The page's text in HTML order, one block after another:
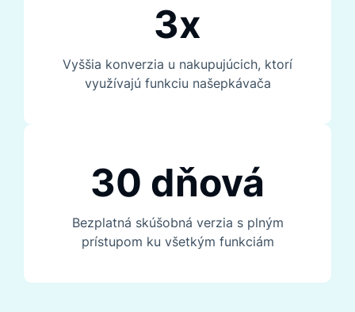
3x
Vyššia konverzia u nakupujúcich, ktorí
využívajú funkciu našepkávača
30 dňová
Bezplatná skúšobná verzia s plným
prístupom ku všetkým funkciám